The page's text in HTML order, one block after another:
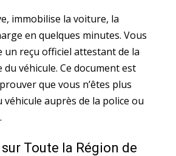
immobilise la voiture, la
en quelques minutes. Vous
un reçu officiel attestant de la
véhicule. Ce document est
que vous n’êtes plus
véhicule auprès de la police ou
Toute la Région de